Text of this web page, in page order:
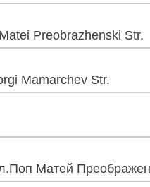
Preobrazhenski Str.
Mamarchev Str.
Матей